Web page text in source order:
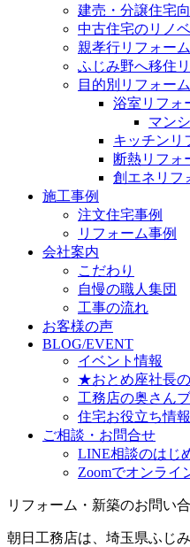
建売・分譲住宅
中古住宅のリノ
親孝行リフォーム
ふじみ野へ移住
目的別リフォーム
浴室リフォ
マン
キッチンリ
断熱リフォ
創エネリフ
施工事例
注文住宅事例
リフォーム事例
会社案内
こだわり
自慢の職人集団
工事の流れ
お客様の声
BLOG/EVENT
イベント情報
★おとめ座社長
工務店の奥さん
住宅お役立ち情報
ご相談・お問合せ
LINE相談のはじ
Zoomでオンライ
リフォーム・新築のお問い
朝日工務店は、埼玉県ふじ